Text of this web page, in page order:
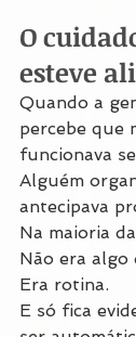
O
esteve ali
Quando a
percebe que
funcionava
Alguém
antecipava
Na maioria
Não era algo
Era rotina.
E só fica